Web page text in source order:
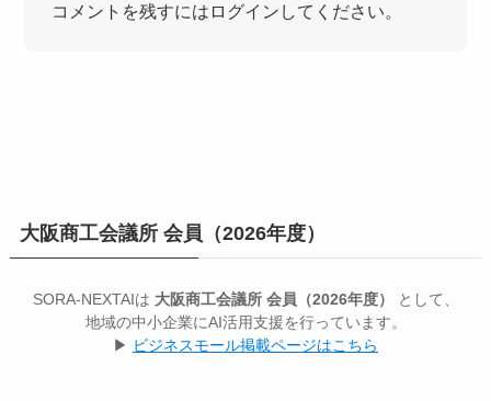
コメントを残すにはログインしてください。
大阪商工会議所 会員（2026年度）
SORA-NEXTAIは 大阪商工会議所 会員（2026年度）
として、
地域の中小企業にAI活用支援を行っています。
▶ ビジネスモール掲載ページはこちら